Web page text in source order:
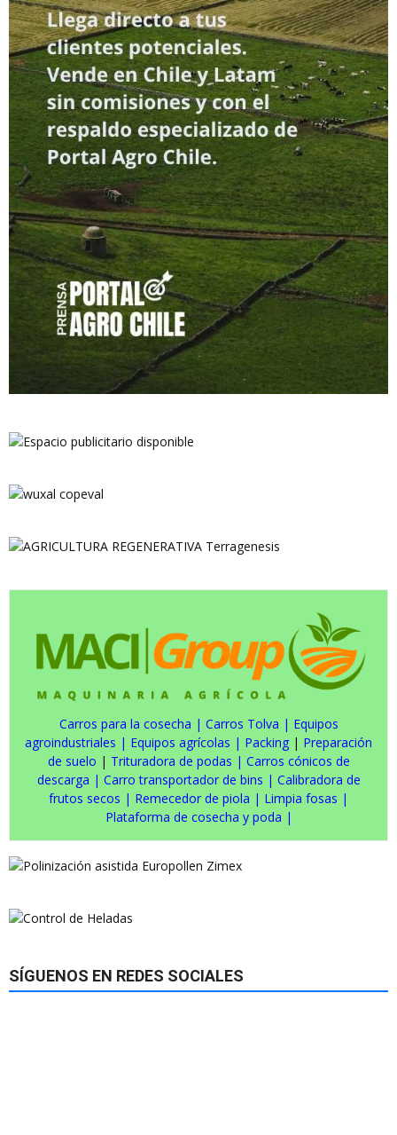
Carros para la cosecha | Carros Tolva | Equipos
agroindustriales | Equipos agrícolas | Packing | Preparación
de suelo | Trituradora de podas | Carros cónicos de
descarga | Carro transportador de bins | Calibradora de
frutos secos | Remecedor de piola | Limpia fosas |
Plataforma de cosecha y poda |
SÍGUENOS EN REDES SOCIALES